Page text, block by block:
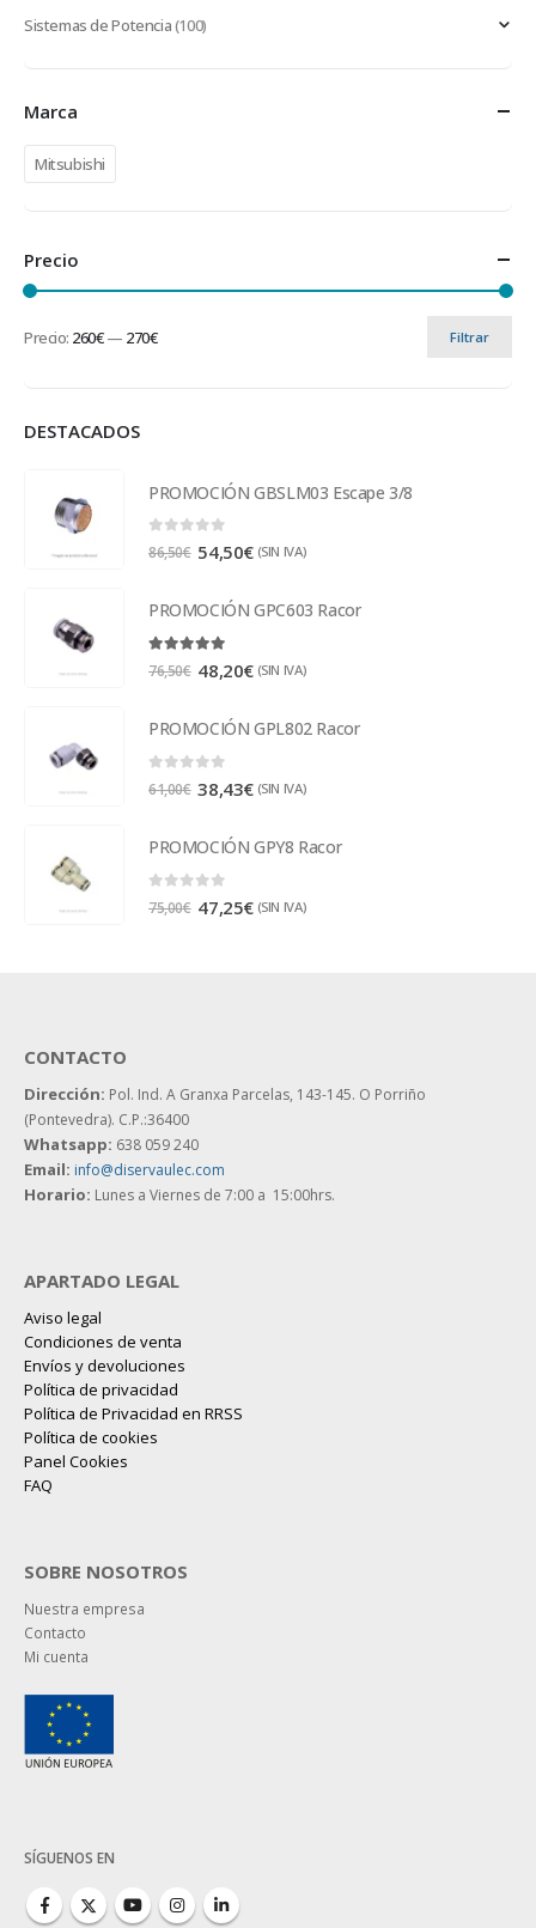
Sistemas de Potencia(100)
Marca
Mitsubishi
Precio
Filtrar
Precio: 260€— 270€
DESTACADOS
PROMOCIÓN GBSLM03 Escape 3/8
0 out of 5
86,50€ 54,50€ (SIN IVA)
PROMOCIÓN GPC603 Racor
5.00out of 5
76,50€ 48,20€ (SIN IVA)
PROMOCIÓN GPL802 Racor
61,00€ 38,43€ (SIN IVA)
PROMOCIÓN GPY8 Racor
75,00€ 47,25€ (SIN IVA)
CONTACTO
Dirección: Pol. Ind. A Granxa Parcelas, 143-145. O Porriño
(Pontevedra). C.P.:36400
Whatsapp: 638 059 240
Email: info@diservaulec.com
Horario: Lunes a Viernes de 7:00 a 15:00hrs.
APARTADO LEGAL
Aviso legal
Condiciones de venta
Envíos y devoluciones
Política de privacidad
Política de Privacidad en RRSS
Política de cookies
Panel Cookies
FAQ
SOBRE NOSOTROS
Nuestra empresa
Contacto
Mi cuenta
SÍGUENOS EN